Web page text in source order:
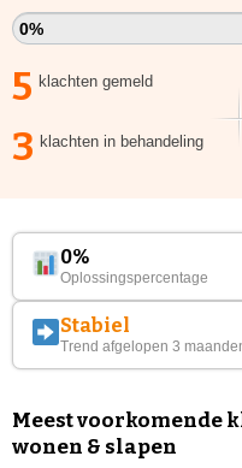
0%
5 klachten gemeld
3 klachten in behandeling
0%
Oplossingspercentage
Stabiel
Trend afgelopen 3
Meest voorkomende
wonen & slapen